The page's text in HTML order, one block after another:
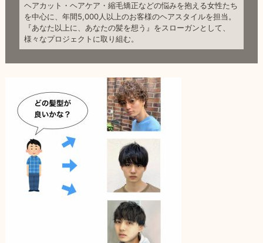
ヘアカット・ヘアケア・縮毛矯正などの悩みを抱える女性たち
を中心に、年間5,000人以上のお客様のヘアスタイルを担当。
『あなた以上に、あなたの髪を想う』をスローガンとして、
様々なプロジェクトに取り組む。